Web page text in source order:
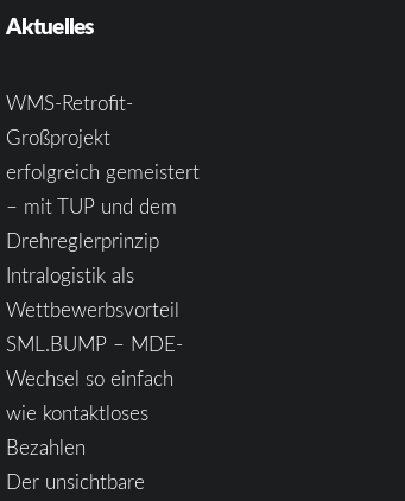
Aktuelles
WMS-Retrofit-
Großprojekt
erfolgreich gemeistert
– mit TUP und dem
Drehreglerprinzip
Intralogistik als
Wettbewerbsvorteil
SML.BUMP – MDE-
Wechsel so einfach
wie kontaktloses
Bezahlen
Der unsichtbare